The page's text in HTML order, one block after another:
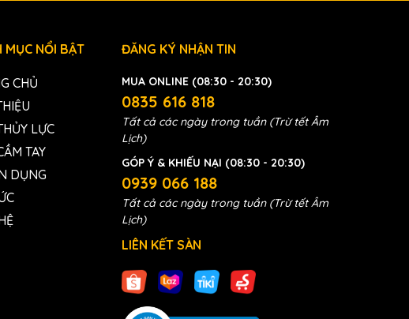
MỤC NỔI BẬT
CHỦ
LỰC
TAY
DỤNG
ĐĂNG KÝ NHẬN TIN
MUA ONLINE (08:30 - 20:30)
0835 616 818
Tất cả các ngày trong tuần (Trừ tết Âm
Lịch)
GÓP Ý & KHIẾU NẠI (08:30 - 20:30)
0939 066 188
Tất cả các ngày trong tuần (Trừ tết Âm
Lịch)
LIÊN KẾT SÀN